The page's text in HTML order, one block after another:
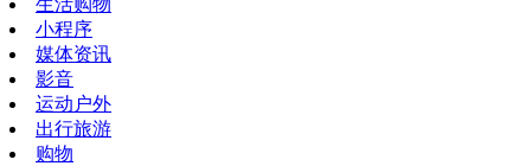
生活购物
小程序
媒体资讯
影音
运动户外
出行旅游
购物